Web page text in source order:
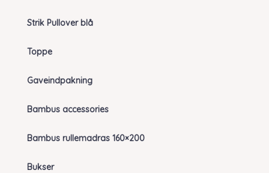
Strik Pullover blå
Toppe
Gaveindpakning
Bambus accessories
Bambus rullemadras 160×200
Bukser